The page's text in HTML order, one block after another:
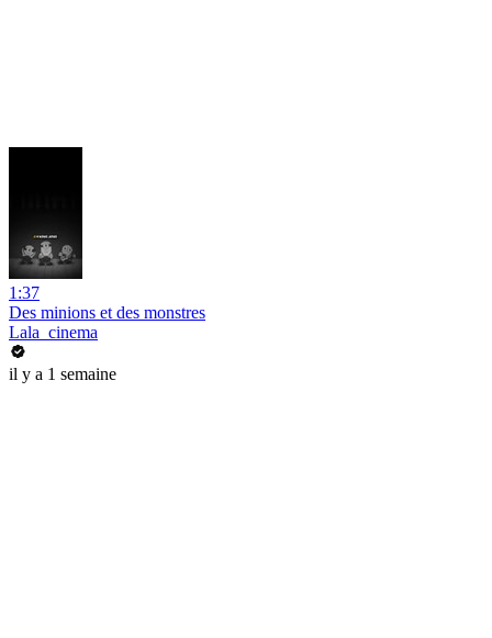
1:37
Des minions et des monstres
Lala_cinema
il y a 1 semaine